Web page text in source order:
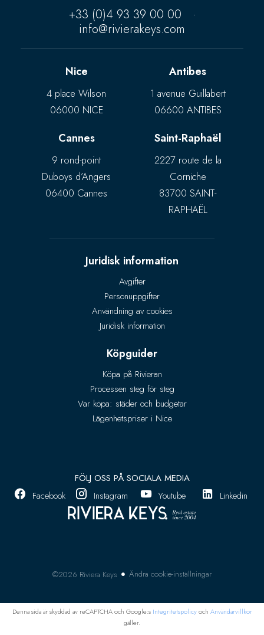
+33 (0)4 93 39 00 00
·
info@rivierakeys.com
Nice
4 place Wilson
06000 NICE
Antibes
1 avenue Guillabert
06600 ANTIBES
Cannes
9 rond-point
Duboys d’Angers
06400 Cannes
Saint-Raphaël
2227 route de la
Corniche
83700 SAINT-
RAPHAËL
Juridisk information
Avgifter
Personuppgifter
Användning av cookies
Juridisk information
Köpguider
Köpa på Rivieran
Processen steg för steg
Var köpa: städer och budgetar
Lägenhetspriser i Nice
FÖLJ OSS PÅ SOCIALA MEDIA
Facebook
Instagram Youtube Linkedin
©2026 Riviera Keys Ändra cookie-inställningar
Denna sida är skyddad av reCAPTCHA och Google:s Integritetspolicyoch Användarvillkor
gäller.